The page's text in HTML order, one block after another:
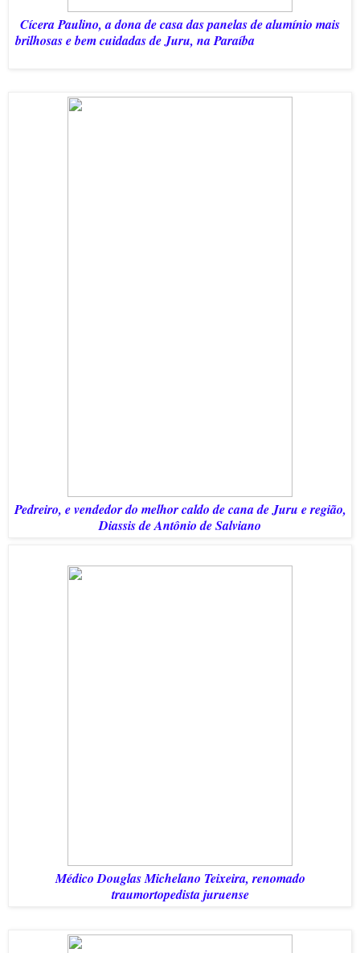
Cícera Paulino, a dona de casa das panelas de alumínio mais
brilhosas e bem cuidadas de Juru, na Paraíba
Pedreiro, e vendedor do melhor caldo de cana de Juru e região,
Diassis de Antônio de Salviano
Médico Douglas Michelano Teixeira, renomado
traumortopedista juruense